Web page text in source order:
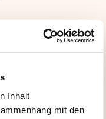
Inhalt
mit den
Fast Food
Bar
Saucenküche